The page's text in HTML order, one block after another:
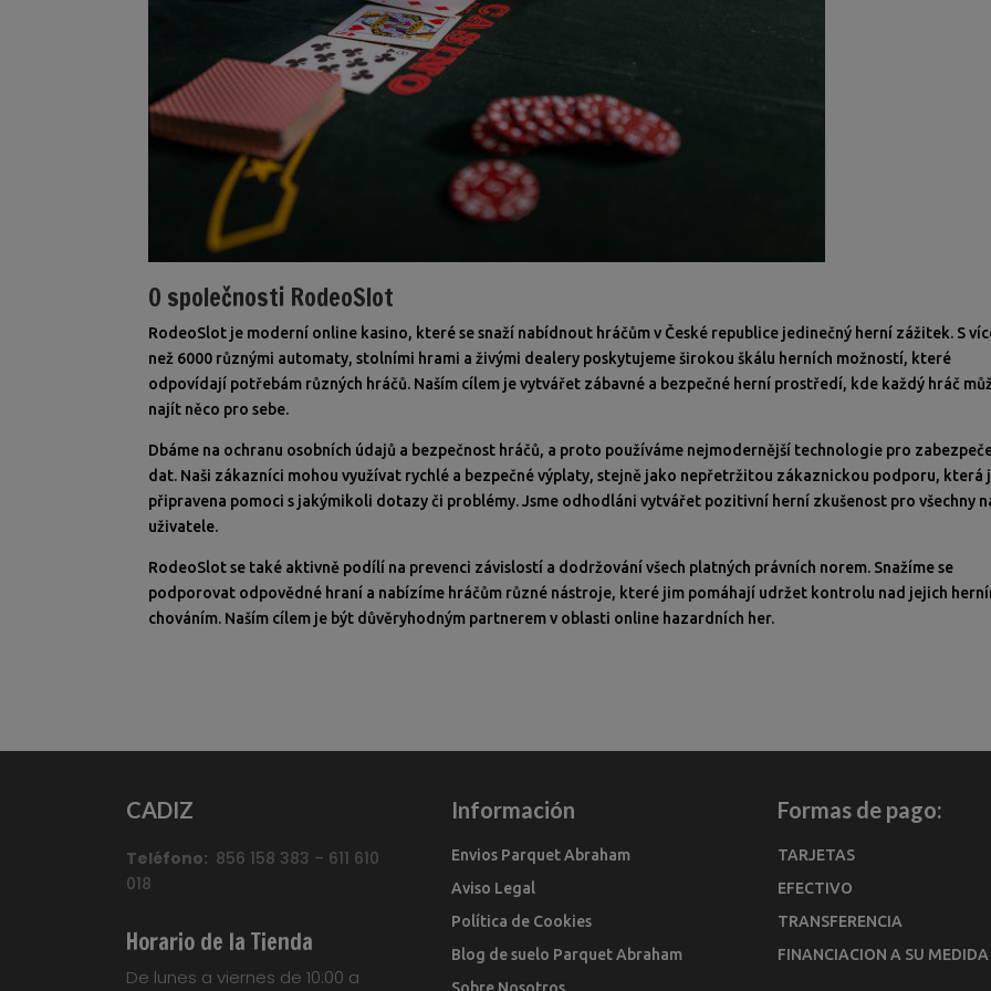
O společnosti RodeoSlot
RodeoSlot je moderní online kasino, které se snaží nabídnout hráčům v České republice jedinečný herní zážitek. S
než 6000 různými automaty, stolními hrami a živými dealery poskytujeme širokou škálu herních možností, které
odpovídají potřebám různých hráčů. Naším cílem je vytvářet zábavné a bezpečné herní prostředí, kde každý hráč
najít něco pro sebe.
Dbáme na ochranu osobních údajů a bezpečnost hráčů, a proto používáme nejmodernější technologie pro
dat. Naši zákazníci mohou využívat rychlé a bezpečné výplaty, stejně jako nepřetržitou zákaznickou podporu, která
připravena pomoci s jakýmikoli dotazy či problémy. Jsme odhodláni vytvářet pozitivní herní zkušenost pro všechny
uživatele.
RodeoSlot se také aktivně podílí na prevenci závislostí a dodržování všech platných právních norem. Snažíme se
podporovat odpovědné hraní a nabízíme hráčům různé nástroje, které jim pomáhají udržet kontrolu nad jejich
chováním. Naším cílem je být důvěryhodným partnerem v oblasti online hazardních her.
CADIZ
Teléfono: 856 158 383 – 611 610
018
Horario de la Tienda
De lunes a viernes de 10:00 a
Información
Envios Parquet Abraham
Aviso Legal
Política de Cookies
Blog de suelo Parquet Abraham
Formas de pago:
TARJETAS
EFECTIVO
TRANSFERENCIA
FINANCIACION A SU MEDIDA